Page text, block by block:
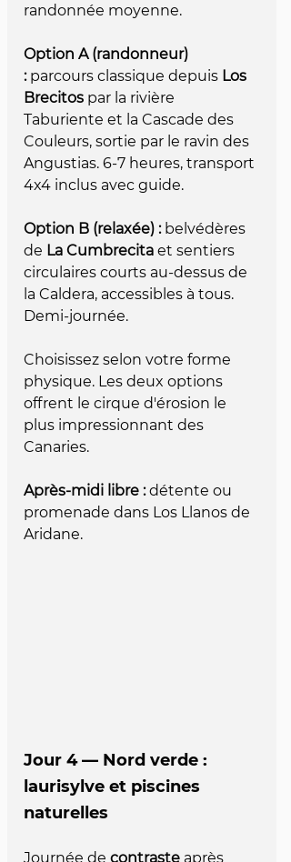
randonnée moyenne.
Option A (randonneur)
: parcours classique depuis Los
Brecitos par la rivière
Taburiente et la Cascade des
Couleurs, sortie par le ravin des
Angustias. 6-7 heures, transport
4x4 inclus avec guide.
Option B (relaxée) : belvédères
de La Cumbrecita et sentiers
circulaires courts au-dessus de
la Caldera, accessibles à tous.
Demi-journée.
Choisissez selon votre forme
physique. Les deux options
offrent le cirque d'érosion le
plus impressionnant des
Canaries.
Après-midi libre : détente ou
promenade dans Los Llanos de
Aridane.
Jour 4 — Nord verde :
laurisylve et piscines
naturelles
Journée de contraste après